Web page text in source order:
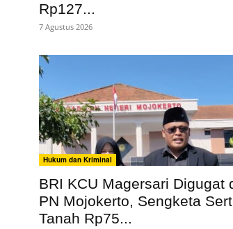
Rp127...
7 Agustus 2026
Hukum dan Kriminal
BRI KCU Magersari Digugat
PN Mojokerto, Sengketa
Tanah Rp75...